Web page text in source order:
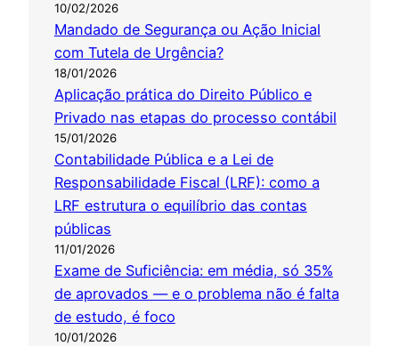
10/02/2026
Mandado de Segurança ou Ação Inicial
com Tutela de Urgência?
18/01/2026
Aplicação prática do Direito Público e
Privado nas etapas do processo contábil
15/01/2026
Contabilidade Pública e a Lei de
Responsabilidade Fiscal (LRF): como a
LRF estrutura o equilíbrio das contas
públicas
11/01/2026
Exame de Suficiência: em média, só 35%
de aprovados — e o problema não é falta
de estudo, é foco
10/01/2026